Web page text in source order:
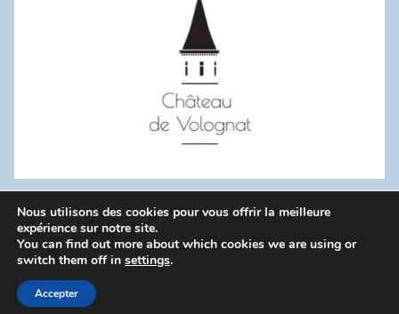
WordPress Theme: Donovan by ThemeZee.
Politique de confidentialité
Nous utilisons des cookies pour vous offrir la meilleure
expérience sur notre site.
You can find out more about which cookies we are using or
switch them off in settings.
Accepter